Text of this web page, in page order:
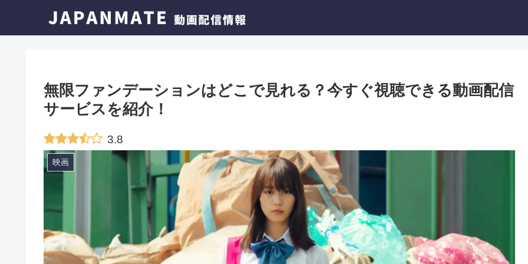
無限ファンデーションはどこで見れる？今すぐ視聴できる動画配信
サービスを紹介！
3.8
映画